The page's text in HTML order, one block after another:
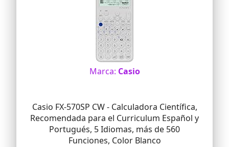
Marca: Casio
Casio FX-570SP CW - Calculadora Científica,
Recomendada para el Curriculum Español y
Portugués, 5 Idiomas, más de 560
Funciones, Color Blanco